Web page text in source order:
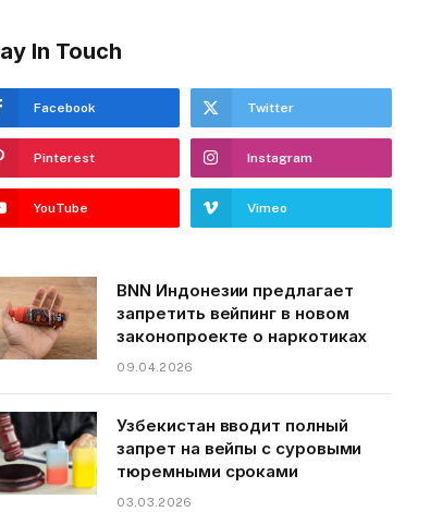
In Touch
Facebook Twitter
Pinterest Instagram
YouTube Vimeo
BNN Индонезии предлагает
запретить вейпинг в новом
законопроекте о наркотиках
09.04.2026
Узбекистан вводит полный
запрет на вейпы с суровыми
тюремными сроками
03.03.2026